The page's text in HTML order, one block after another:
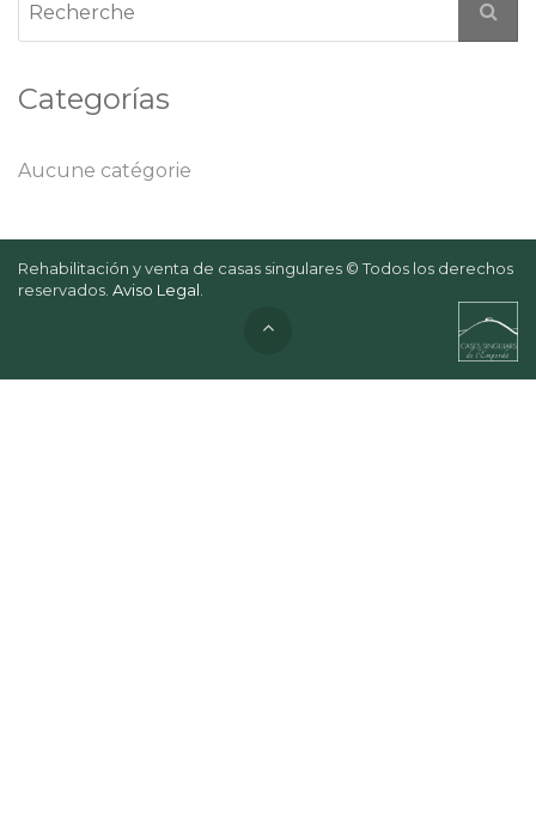
Categorías
Aucune catégorie
Rehabilitación y venta de casas singulares © Todos los derechos
reservados. Aviso Legal